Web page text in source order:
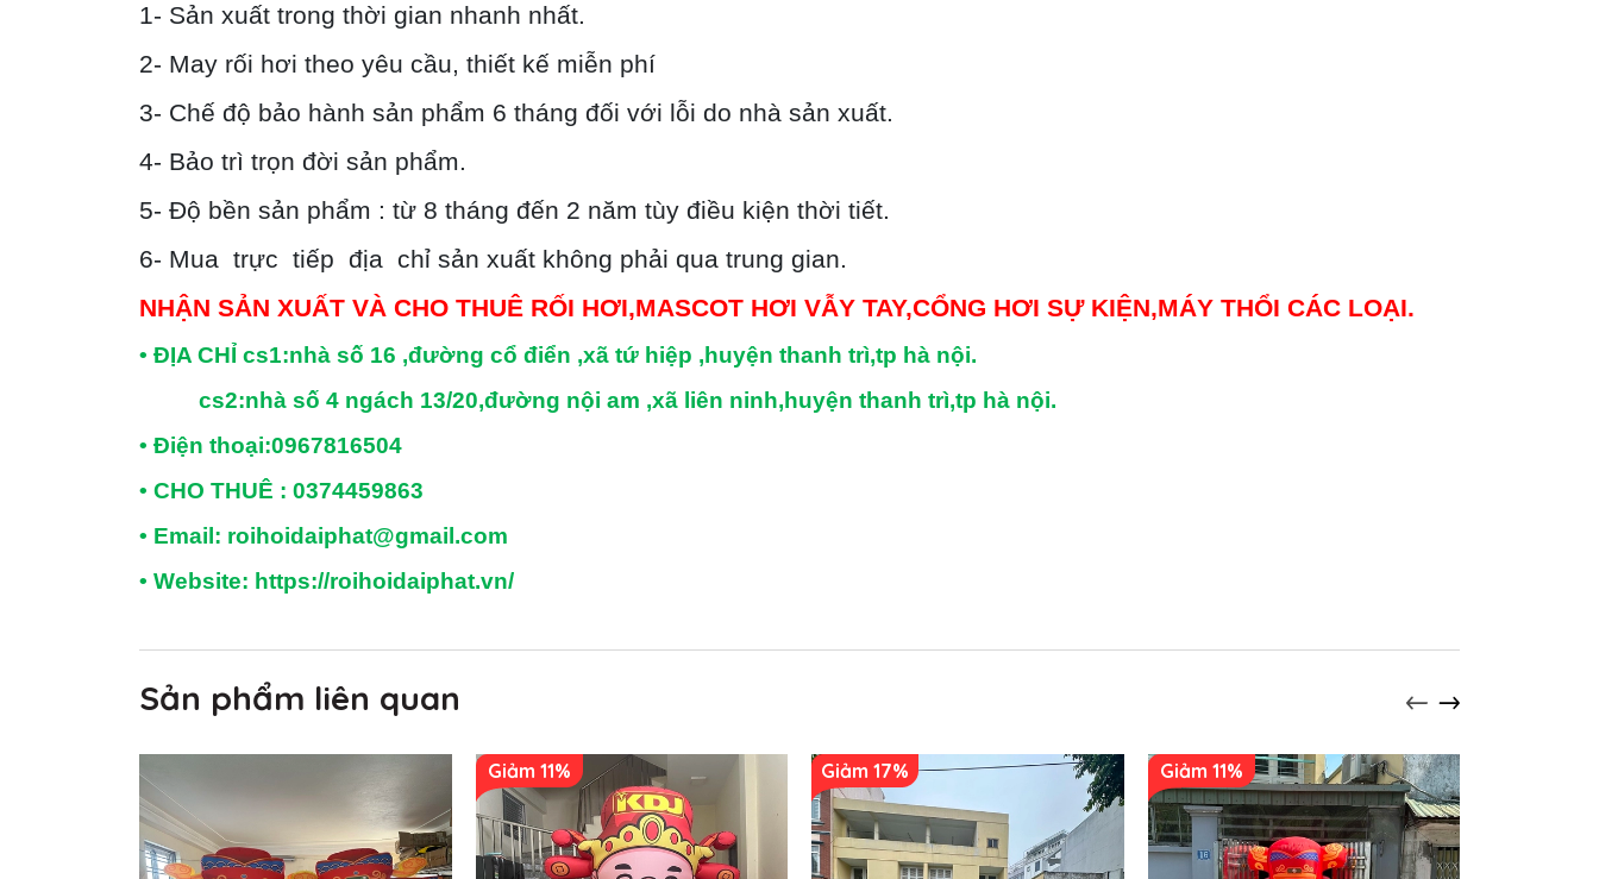
1- Sản xuất trong thời gian nhanh nhất.
2- May rối hơi theo yêu cầu, thiết kế miễn phí
3- Chế độ bảo hành sản phẩm 6 tháng đối với lỗi do nhà sản xuất.
4- Bảo trì trọn đời sản phẩm.
5- Độ bền sản phẩm : từ 8 tháng đến 2 năm tùy điều kiện thời tiết.
6- Mua trực tiếp địa chỉ sản xuất không phải qua trung gian.
NHẬN SẢN XUẤT VÀ CHO THUÊ RỐI HƠI,MASCOT HƠI VẪY TAY,CỔNG HƠI SỰ KIỆN,MÁY THỔI CÁC LOẠI.
• ĐỊA CHỈ cs1:nhà số 16 ,đường cổ điển ,xã tứ hiệp ,huyện thanh trì,tp hà nội.
cs2:nhà số 4 ngách 13/20,đường nội am ,xã liên ninh,huyện thanh trì,tp hà nội.
• Điện thoại:0967816504
• CHO THUÊ : 0374459863
• Email: roihoidaiphat@gmail.com
• Website: https://roihoidaiphat.vn/
Sản phẩm liên quan
Giảm 11% Giảm 17% Giảm 11%